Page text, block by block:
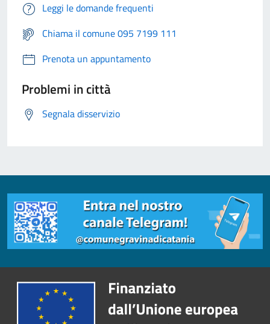
Leggi le domande frequenti
Chiama il comune 095 7199 111
Prenota un appuntamento
Problemi in città
Segnala disservizio